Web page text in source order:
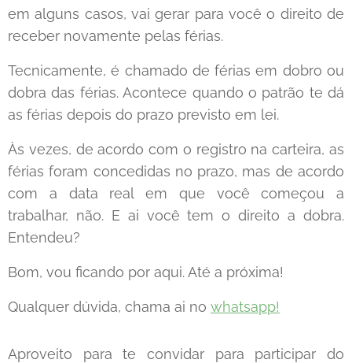
em alguns casos, vai gerar para você o direito de
receber novamente pelas férias.
Tecnicamente, é chamado de férias em dobro ou
dobra das férias. Acontece quando o patrão te dá
as férias depois do prazo previsto em lei.
Às vezes, de acordo com o registro na carteira, as
férias foram concedidas no prazo, mas de acordo
com a data real em que você começou a
trabalhar, não. E ai você tem o direito a dobra.
Entendeu?
Bom, vou ficando por aqui. Até a próxima!
Qualquer dúvida, chama ai no whatsapp!
Aproveito para te convidar para participar do